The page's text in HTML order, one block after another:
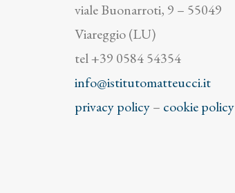
viale Buonarroti, 9 – 55049
Viareggio (LU)
tel +39 0584 54354
info@istitutomatteucci.it
privacy policy– cookie policy